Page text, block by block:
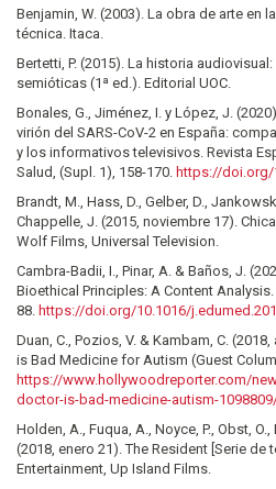
Benjamin, W. (2003). La obra de arte en
técnica. Itaca.
Bertetti, P. (2015). La historia
semióticas (1ª ed.). Editorial UOC.
Bonales, G., Jiménez, I. y López, J.
virión del SARS-CoV-2 en España:
y los informativos televisivos. Revista
Salud, (Supl. 1), 158-170. https://doi.org/
Brandt, M., Hass, D., Gelber, D.,
Chappelle, J. (2015, noviembre 17).
Wolf Films, Universal Television.
Cambra-Badii, I., Pinar, A. & Baños, J.
Bioethical Principles: A Content
88. https://doi.org/10.1016/
Duan, C., Pozios, V. & Kambam, C.
is Bad Medicine for Autism (Guest
https://www.hollywoodreporter.com/
doctor-is-bad-medicine-autism-
Holden, A., Fuqua, A., Noyce, P., Obst,
(2018, enero 21). The Resident [Serie de
Entertainment, Up Island Films.